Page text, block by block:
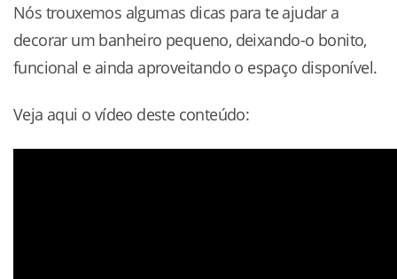
Nós trouxemos algumas dicas para te ajudar a
decorar um banheiro pequeno, deixando-o bonito,
funcional e ainda aproveitando o espaço disponível.
Veja aqui o vídeo deste conteúdo: